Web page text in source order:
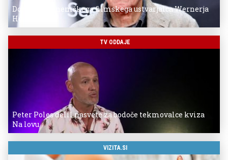
Donostia za nemškega filmskega ustvarjalca Wernerja
Herzoga
TV ODDAJE
Peter Poles delil nasvete za bodoče tekmovalce kviza
Na lovu
VIZITA.SI